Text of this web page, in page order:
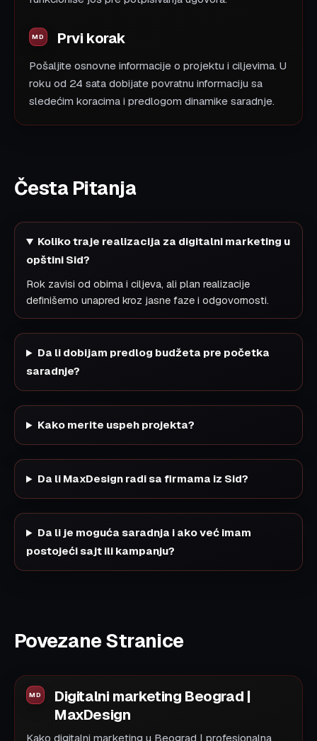
Prvi korak
Pošaljite osnovne informacije o projektu i ciljevima. U
roku od 24 sata dobijate povratnu informaciju sa
sledećim koracima i predlogom dinamike saradnje.
Česta Pitanja
Koliko traje realizacija za digitalni marketing u
opštini Sid?
Rok zavisi od obima i ciljeva, ali plan realizacije
definišemo unapred kroz jasne faze i odgovornosti.
Da li dobijam predlog budžeta pre početka
saradnje?
Kako merite uspeh projekta?
Da li MaxDesign radi sa firmama iz Sid?
Da li je moguća saradnja i ako već imam
postojeći sajt ili kampanju?
Povezane Stranice
Digitalni marketing Beograd |
MaxDesign